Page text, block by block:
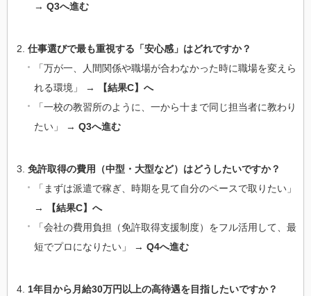
→ Q3へ進む
仕事選びで最も重視する「安心感」はどれですか？
「万が一、人間関係や職場が合わなかった時に職場を変えら
れる環境」 →
【結果C】へ
「一校の教習所のように、一から十まで同じ担当者に教わり
たい」 → Q3へ進む
免許取得の費用（中型・大型など）はどうしたいですか？
「まずは派遣で稼ぎ、時期を見て自分のペースで取りたい」
→
【結果C】へ
「会社の費用負担（免許取得支援制度）をフル活用して、最
短でプロになりたい」 → Q4へ進む
1年目から月給30万円以上の高待遇を目指したいですか？